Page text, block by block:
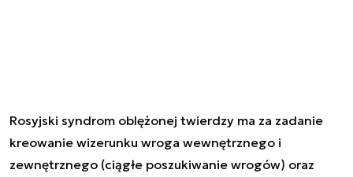
Rosyjski syndrom oblężonej twierdzy ma za zadanie
kreowanie wizerunku wroga wewnętrznego i
zewnętrznego (ciągłe poszukiwanie wrogów) oraz